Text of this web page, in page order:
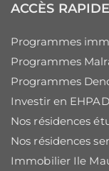
ACCÈS
Programmes
Programmes
Programmes
Investir en EHPAD
Nos résidences
Nos résidences
Immobilier Ile